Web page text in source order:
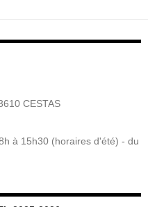
CESTAS
à 15h30 (horaires d'été) - du